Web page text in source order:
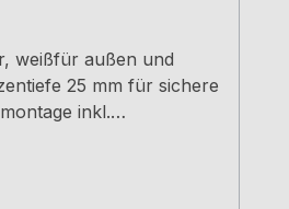
weißfür außen und
25 mm für sichere
inkl.